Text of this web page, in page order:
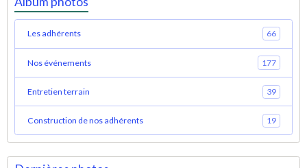
Les adhérents 66
Nos événements 177
Entretien terrain 39
Construction de nos adhérents 19